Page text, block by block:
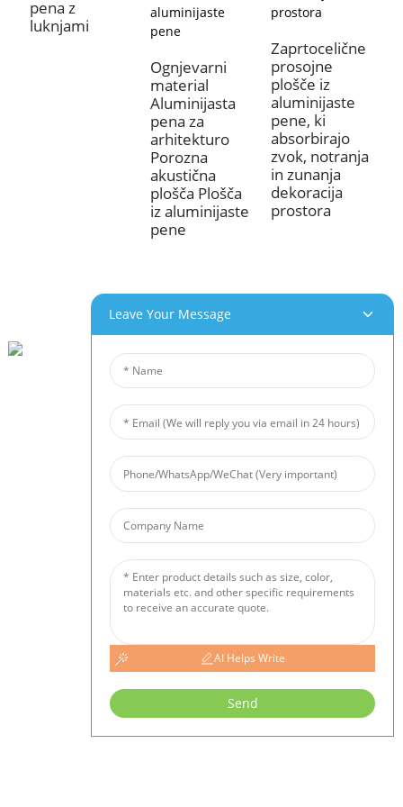
od umetne razsvetljave, kar pomaga zmanjšati porabo
energije in skupne obratovalne stroške. Poleg tega je
zaradi njegove dolgotrajne vzdržljivosti in odpornosti
proti koroziji trajnostna možnost za dolgoročno
uporabo, kar zmanjša potrebo po pogostem
vzdrževanju ali zamenjavi.
pena z
luknjami
Ognjevarni
material
Aluminijasta
pena za
arhitekturo
Porozna
akustična
plošča Plošča
iz aluminijaste
pene
Zaprtocelične
prosojne
plošče iz
aluminijaste
pene, ki
absorbirajo
zvok, notranja
in zunanja
dekoracija
prostora
Industrijski Park Beihai, Changhong Rd 280#, Mesto Jiujiang, Jiangxi Kitajska
Sales@chinabeihai.net
Projektni In Aplikacijski Potenciali
Leave Your Message
AI Helps Write
Send